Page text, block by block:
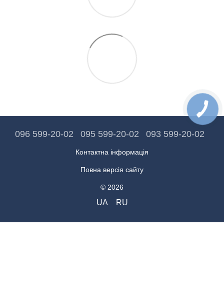
096 599-20-02 095 599-20-02 093 599-20-02
Контактна інформація
Повна версія сайту
© 2026
UA RU